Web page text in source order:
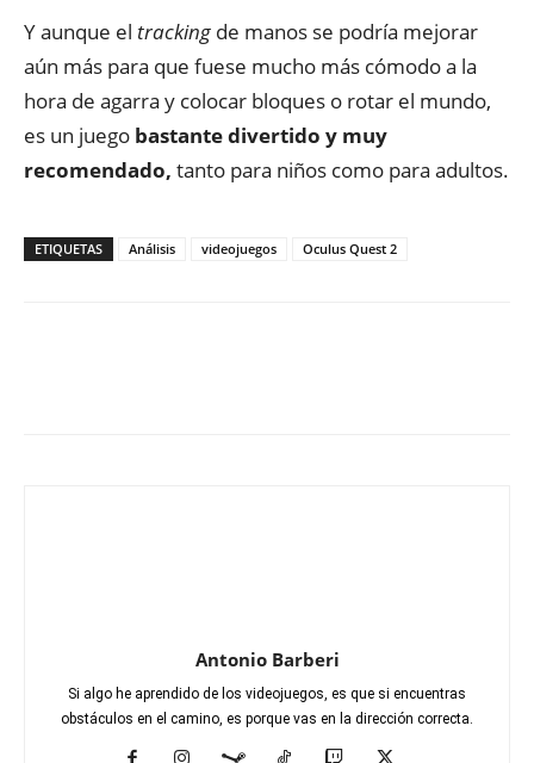
Y aunque el tracking de manos se podría mejorar
aún más para que fuese mucho más cómodo a la
hora de agarra y colocar bloques o rotar el mundo,
es un juego bastante divertido y muy
recomendado, tanto para niños como para adultos.
ETIQUETAS Análisis videojuegos Oculus Quest 2
Antonio Barberi
Si algo he aprendido de los videojuegos, es que si encuentras
obstáculos en el camino, es porque vas en la dirección correcta.